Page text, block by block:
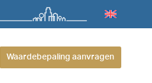
Waardebepaling aanvragen